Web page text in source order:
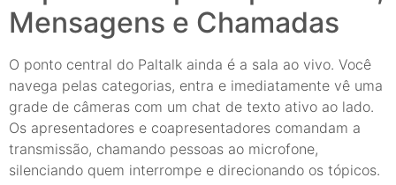
Mensagens e Chamadas
O ponto central do Paltalk ainda é a sala ao vivo. Você
navega pelas categorias, entra e imediatamente vê uma
grade de câmeras com um chat de texto ativo ao lado.
Os apresentadores e coapresentadores comandam a
transmissão, chamando pessoas ao microfone,
silenciando quem interrompe e direcionando os tópicos.